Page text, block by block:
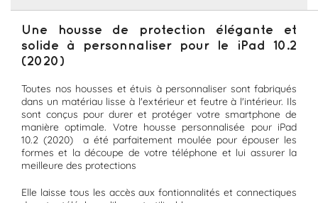
Une housse de protection élégante et
solide à personnaliser pour le iPad 10.2
(2020)
Toutes nos housses et étuis à personnaliser sont fabriqués
dans un matériau lisse à l'extérieur et feutre à l'intérieur. Ils
sont conçus pour durer et protéger votre smartphone de
manière optimale. Votre housse personnalisée pour iPad
10.2 (2020) a été parfaitement moulée pour épouser les
formes et la découpe de votre téléphone et lui assurer la
meilleure des protections
Elle laisse tous les accès aux fontionnalités et connectiques